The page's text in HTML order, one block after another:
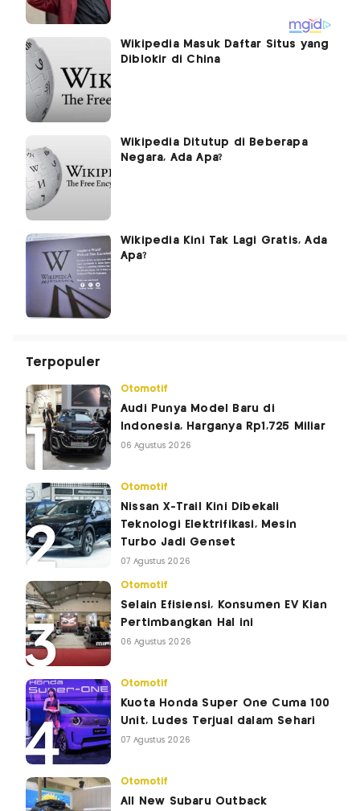
Wikipedia Masuk Daftar Situs yang
Diblokir di China
Wikipedia Ditutup di Beberapa
Negara, Ada Apa?
Wikipedia Kini Tak Lagi Gratis, Ada
Apa?
Terpopuler
Otomotif
Audi Punya Model Baru di
Indonesia, Harganya Rp1,725 Miliar
06 Agustus 2026
Otomotif
Nissan X-Trail Kini Dibekali
Teknologi Elektrifikasi, Mesin
Turbo Jadi Genset
07 Agustus 2026
Otomotif
Selain Efisiensi, Konsumen EV Kian
Pertimbangkan Hal ini
06 Agustus 2026
Otomotif
Kuota Honda Super One Cuma 100
Unit, Ludes Terjual dalam Sehari
07 Agustus 2026
Otomotif
All New Subaru Outback